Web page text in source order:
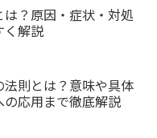
？原因・症状・対処
く解説
則とは？意味や具体
応用まで徹底解説